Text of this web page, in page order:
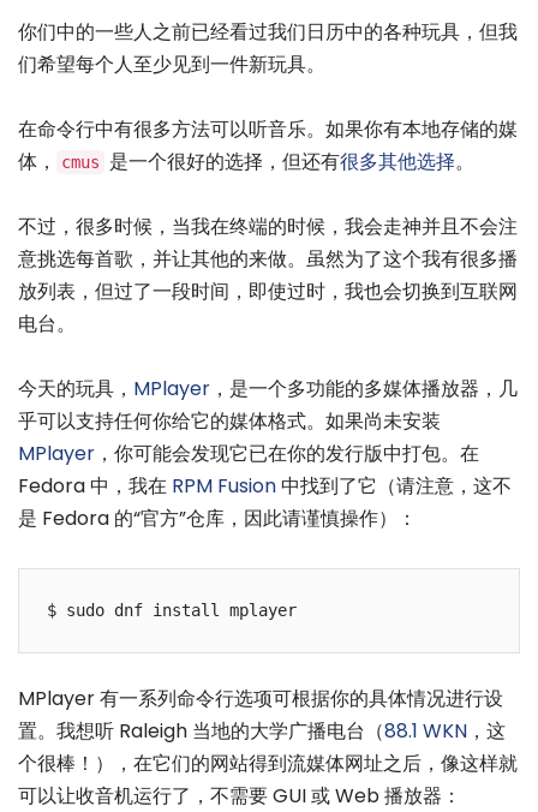
你们中的一些人之前已经看过我们日历中的各种玩具，但我
们希望每个人至少见到一件新玩具。
在命令行中有很多方法可以听音乐。如果你有本地存储的媒
体，
cmus 是一个很好的选择，但还有很多其他选择。
不过，很多时候，当我在终端的时候，我会走神并且不会注
意挑选每首歌，并让其他的来做。虽然为了这个我有很多播
放列表，但过了一段时间，即使过时，我也会切换到互联网
电台。
今天的玩具， MPlayer ，是一个多功能的多媒体播放器，几
乎可以支持任何你给它的媒体格式。如果尚未安装
MPlayer ，你可能会发现它已在你的发行版中打包。在
Fedora 中，我在 RPM Fusion中找到了它（请注意，这不
是 Fedora 的“官方”仓库，因此请谨慎操作）：
$ sudo dnf install mplayer
MPlayer 有一系列命令行选项可根据你的具体情况进行设
置。我想听 Raleigh 当地的大学广播电台（88.1 WKN ，这
个很棒！），在它们的网站得到流媒体网址之后，像这样就
可以让收音机运行了，不需要 GUI 或 Web 播放器：